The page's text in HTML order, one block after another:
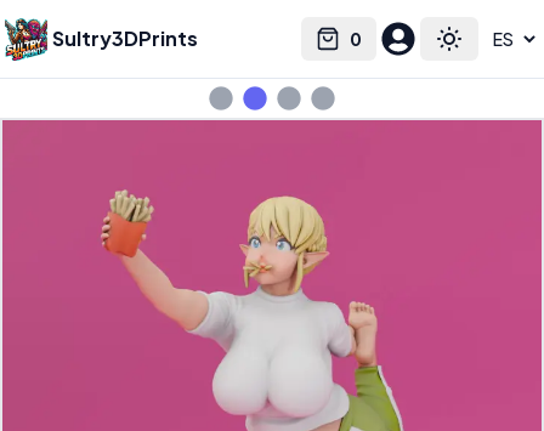
Sultry3DPrints 0
Cart Toggle
Select language